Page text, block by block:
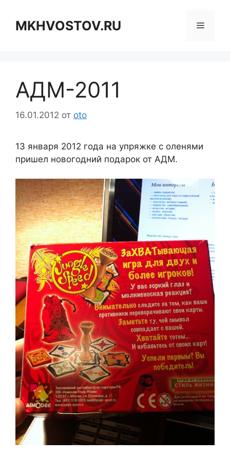
содержимому
MKHVOSTOV.RU Меню
АДМ-2011
16.01.2012 от oto
13 января 2012 года на упряжке с оленями
пришел новогодний подарок от АДМ.